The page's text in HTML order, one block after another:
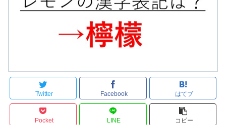
Twitter Facebook はてブ
Pocket LINE コピー